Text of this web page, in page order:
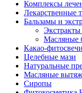
Комплексы
Лекарственные
Бальзамы и
Экстракты
Масляные
Какао-фитосвечи
Целебные мази
Натуральные
Масляные
Сиропы